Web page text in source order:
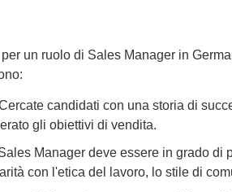
un ruolo di Sales Manager in
candidati con una storia di
gli obiettivi di vendita.
Manager deve essere in grado
con l'etica del lavoro, lo stile di